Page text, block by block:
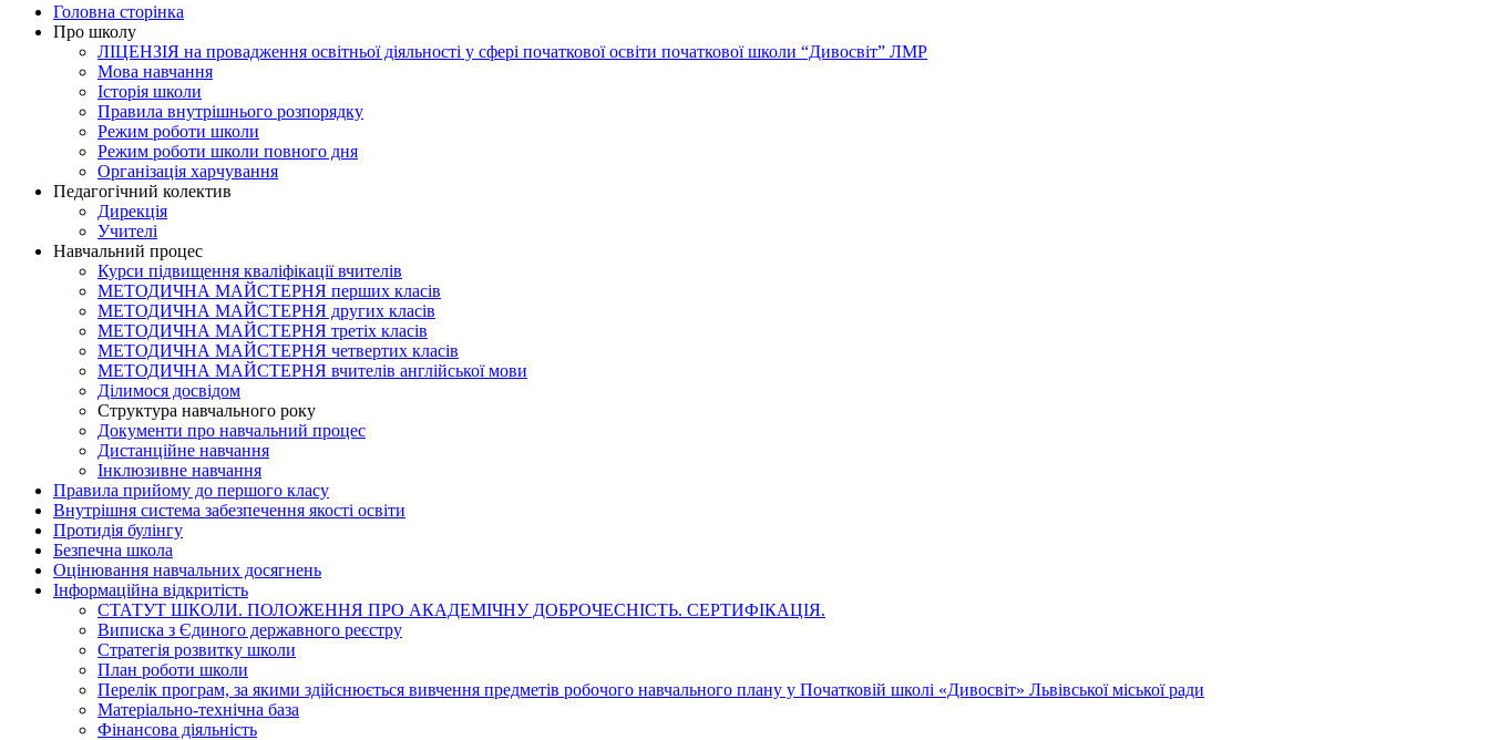
Головна сторінка
Про школу
ЛІЦЕНЗІЯ на провадження освітньої діяльності у сфері початкової освіти початкової школи “Дивосвіт” ЛМР
Мова навчання
Історія школи
Правила внутрішнього розпорядку
Режим роботи школи
Режим роботи школи повного дня
Організація харчування
Педагогічний колектив
Дирекція
Учителі
Навчальний процес
Курси підвищення кваліфікації вчителів
МЕТОДИЧНА МАЙСТЕРНЯ перших класів
МЕТОДИЧНА МАЙСТЕРНЯ других класів
МЕТОДИЧНА МАЙСТЕРНЯ третіх класів
МЕТОДИЧНА МАЙСТЕРНЯ четвертих класів
МЕТОДИЧНА МАЙСТЕРНЯ вчителів англійської мови
Ділимося досвідом
Структура навчального року
Документи про навчальний процес
Дистанційне навчання
Інклюзивне навчання
Правила прийому до першого класу
Внутрішня система забезпечення якості освіти
Протидія булінгу
Безпечна школа
Оцінювання навчальних досягнень
Інформаційна відкритість
СТАТУТ ШКОЛИ. ПОЛОЖЕННЯ ПРО АКАДЕМІЧНУ ДОБРОЧЕСНІСТЬ. СЕРТИФІКАЦІЯ.
Виписка з Єдиного державного реєстру
Стратегія розвитку школи
План роботи школи
Перелік програм, за якими здійснюється вивчення предметів робочого навчального плану у Початковій школі «Дивосвіт» Львівської міської ради
Матеріально-технічна база
Фінансова діяльність